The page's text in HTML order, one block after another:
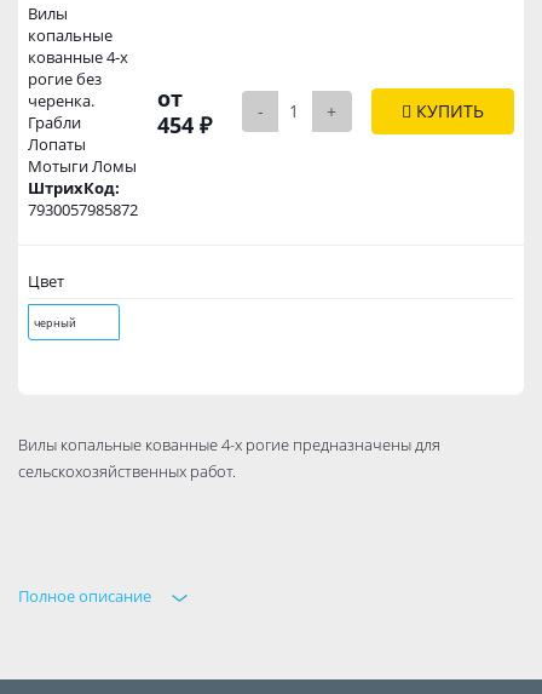
Вилы
копальные
кованные 4-х
рогие без
черенка.
Грабли
Лопаты
Мотыги Ломы
ШтрихКод:
7930057985872
от
454 ₽
- + КУПИТЬ
Цвет
черный
Вилы копальные кованные 4-х рогие предназначены для
сельскохозяйственных работ.
Полное описание